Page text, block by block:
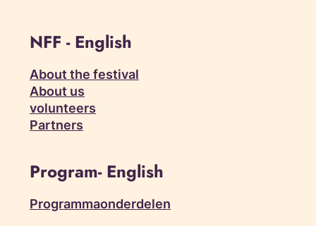
NFF - English
About the festival
About us
volunteers
Partners
Program- English
Programmaonderdelen